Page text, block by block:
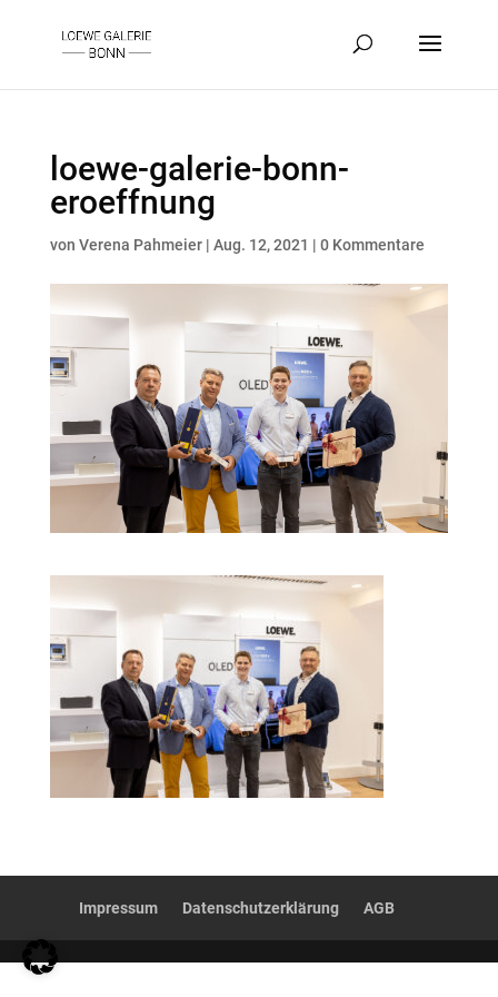
loewe-galerie-bonn-
eroeffnung
von Verena Pahmeier| Aug. 12, 2021 | 0 Kommentare
Impressum Datenschutzerklärung AGB